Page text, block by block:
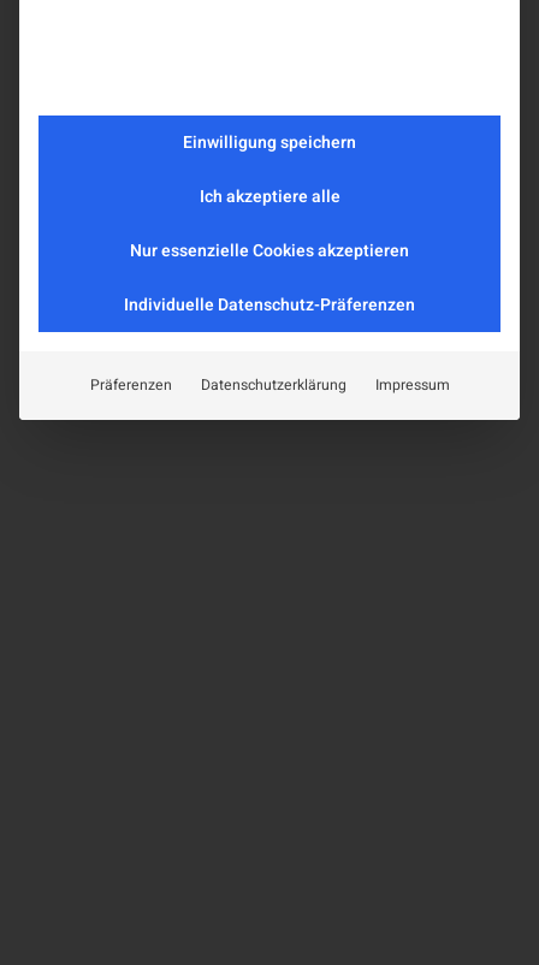
Einwilligung speichern
Ich akzeptiere alle
Nur essenzielle Cookies akzeptieren
Individuelle Datenschutz-Präferenzen
Präferenzen Datenschutzerklärung Impressum